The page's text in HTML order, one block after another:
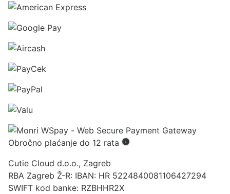
Obročno plaćanje do 12 rata
Cutie Cloud d.o.o., Zagreb
RBA Zagreb Ž-R: IBAN: HR 5224840081106427294
SWIFT kod banke: RZBHHR2X